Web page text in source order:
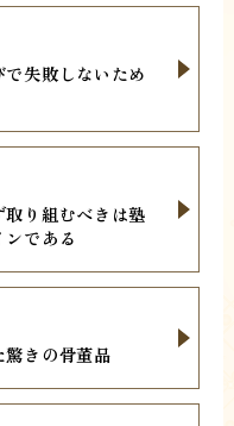
失敗しないため
り組むべきは塾
である
きの骨董品